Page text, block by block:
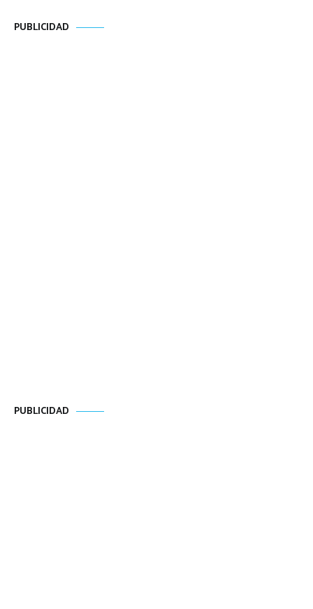
PUBLICIDAD
PUBLICIDAD